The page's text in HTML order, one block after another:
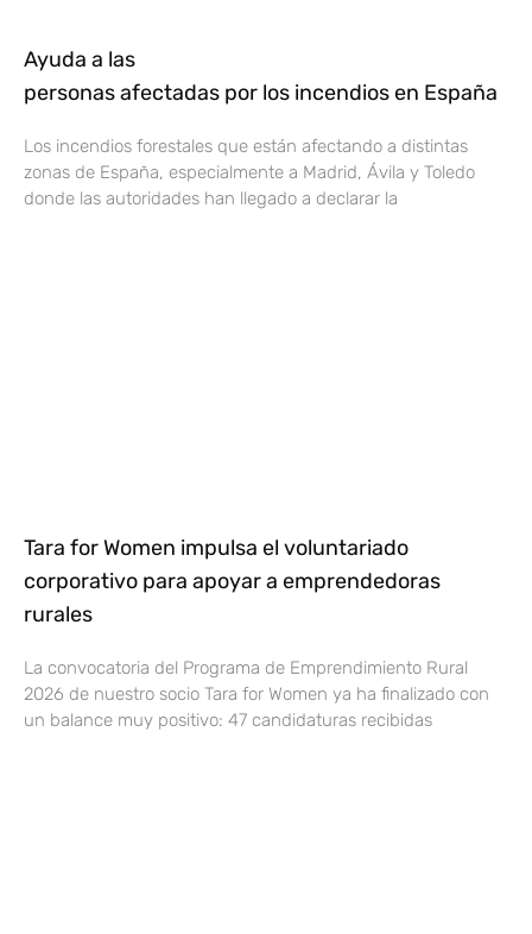
Ayuda a las
personas afectadas por los incendios en España
Los incendios forestales que están afectando a distintas
zonas de España, especialmente a Madrid, Ávila y Toledo
donde las autoridades han llegado a declarar la
Tara for Women impulsa el voluntariado
corporativo para apoyar a emprendedoras
rurales
La convocatoria del Programa de Emprendimiento Rural
2026 de nuestro socio Tara for Women ya ha finalizado con
un balance muy positivo: 47 candidaturas recibidas